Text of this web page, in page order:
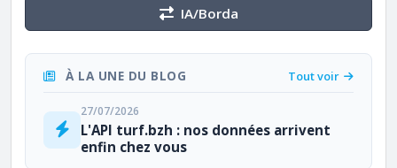
IA/Borda
À LA UNE DU BLOG Tout voir
27/07/2026
L'API turf.bzh : nos données arrivent
enfin chez vous